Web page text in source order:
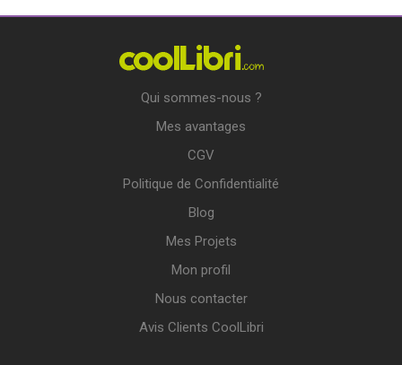
Qui sommes-nous ?
Mes avantages
CGV
Politique de Confidentialité
Blog
Mes Projets
Mon profil
Nous contacter
Avis Clients CoolLibri